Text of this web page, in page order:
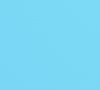
密な情報